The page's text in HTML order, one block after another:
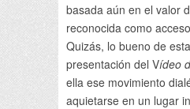
basada aún en el valor
reconocida como
Quizás, lo bueno de
presentación del Vídeo
ella ese movimiento
aquietarse en un lugar